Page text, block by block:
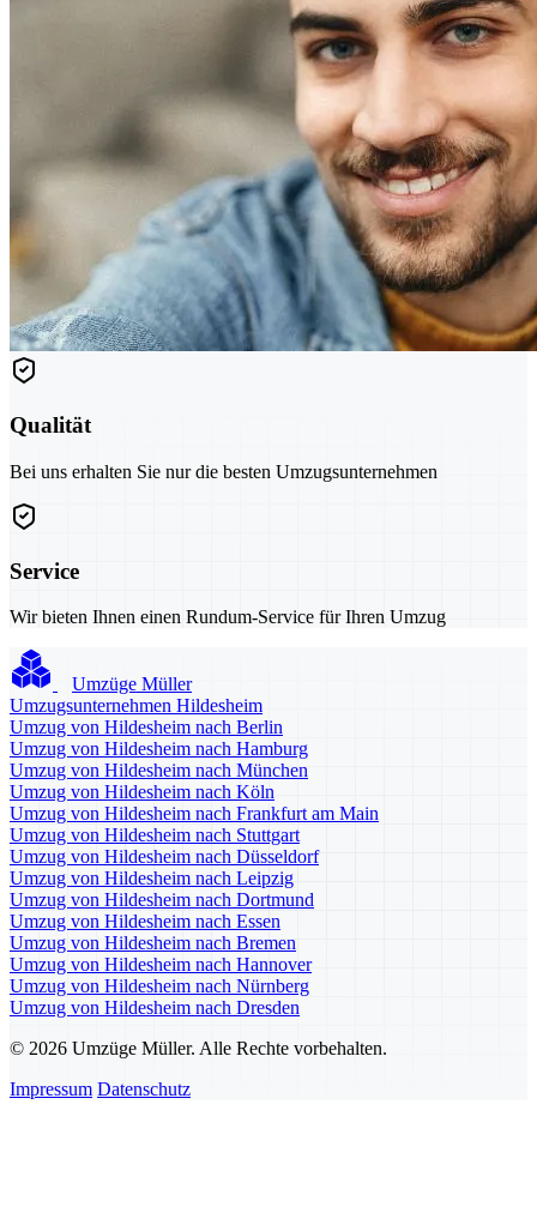
Qualität
Bei uns erhalten Sie nur die besten Umzugsunternehmen
Service
Wir bieten Ihnen einen Rundum-Service für Ihren Umzug
Umzüge Müller
Umzugsunternehmen Hildesheim
Umzug von Hildesheim nach Berlin
Umzug von Hildesheim nach Hamburg
Umzug von Hildesheim nach München
Umzug von Hildesheim nach Köln
Umzug von Hildesheim nach Frankfurt am Main
Umzug von Hildesheim nach Stuttgart
Umzug von Hildesheim nach Düsseldorf
Umzug von Hildesheim nach Leipzig
Umzug von Hildesheim nach Dortmund
Umzug von Hildesheim nach Essen
Umzug von Hildesheim nach Bremen
Umzug von Hildesheim nach Hannover
Umzug von Hildesheim nach Nürnberg
Umzug von Hildesheim nach Dresden
© 2026 Umzüge Müller. Alle Rechte vorbehalten.
Impressum Datenschutz